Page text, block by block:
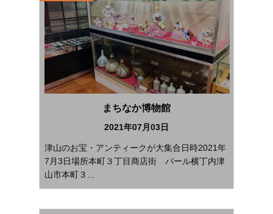
まちなか博物館
2021年07月03日
津山のお宝・アンティークが大集合日時2021年
7月3日場所本町３丁目商店街 バール横丁内津
山市本町３...